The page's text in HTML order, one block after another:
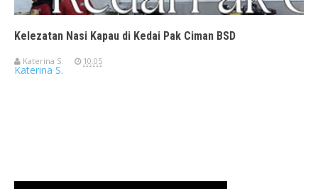
Kelezatan Nasi Kapau di Kedai Pak Ciman BSD
Katerina S. 10.05
Katerina S.